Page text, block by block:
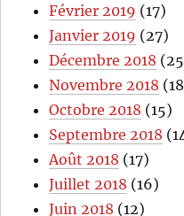
Février 2019 (17)
Janvier 2019 (27)
Décembre 2018
Novembre 2018
Octobre 2018 (15)
Septembre 2018
Août 2018 (17)
Juillet 2018 (16)
Juin 2018 (12)